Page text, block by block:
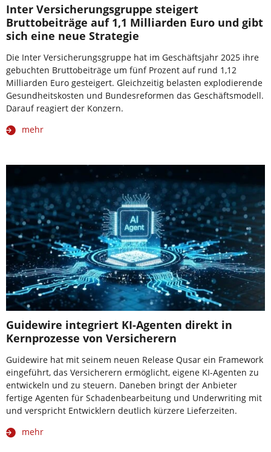
Inter Versicherungsgruppe steigert
Bruttobeiträge auf 1,1 Milliarden Euro und gibt
sich eine neue Strategie
Die Inter Versicherungsgruppe hat im Geschäftsjahr 2025 ihre
gebuchten Bruttobeiträge um fünf Prozent auf rund 1,12
Milliarden Euro gesteigert. Gleichzeitig belasten explodierende
Gesundheitskosten und Bundesreformen das Geschäftsmodell.
Darauf reagiert der Konzern.
mehr
Guidewire integriert KI-Agenten direkt in
Kernprozesse von Versicherern
Guidewire hat mit seinem neuen Release Qusar ein Framework
eingeführt, das Versicherern ermöglicht, eigene KI-Agenten zu
entwickeln und zu steuern. Daneben bringt der Anbieter
fertige Agenten für Schadenbearbeitung und Underwriting mit
und verspricht Entwicklern deutlich kürzere Lieferzeiten.
mehr